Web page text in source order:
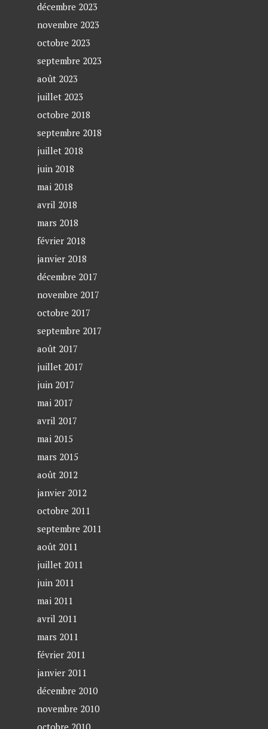
décembre 2023
novembre 2023
octobre 2023
septembre 2023
août 2023
juillet 2023
octobre 2018
septembre 2018
juillet 2018
juin 2018
mai 2018
avril 2018
mars 2018
février 2018
janvier 2018
décembre 2017
novembre 2017
octobre 2017
septembre 2017
août 2017
juillet 2017
juin 2017
mai 2017
avril 2017
mai 2015
mars 2015
août 2012
janvier 2012
octobre 2011
septembre 2011
août 2011
juillet 2011
juin 2011
mai 2011
avril 2011
mars 2011
février 2011
janvier 2011
décembre 2010
novembre 2010
octobre 2010